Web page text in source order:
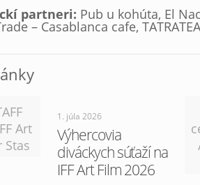
partneri: Pub u kohúta, El
– Casablanca cafe,
Art
Stas
1. júla 2026
Výhercovia
diváckych súťaží na
IFF Art Film 2026